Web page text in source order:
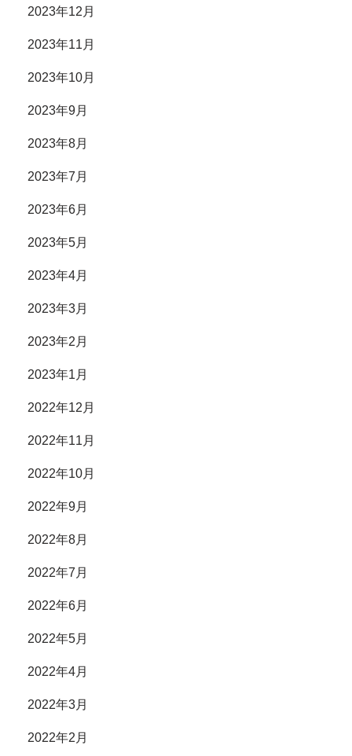
2023年12月
2023年11月
2023年10月
2023年9月
2023年8月
2023年7月
2023年6月
2023年5月
2023年4月
2023年3月
2023年2月
2023年1月
2022年12月
2022年11月
2022年10月
2022年9月
2022年8月
2022年7月
2022年6月
2022年5月
2022年4月
2022年3月
2022年2月